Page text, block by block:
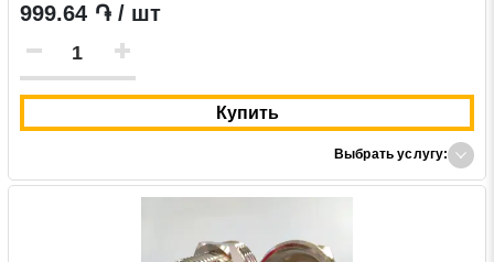
999.64 ֏ / шт
Купить
Выбрать услугу: